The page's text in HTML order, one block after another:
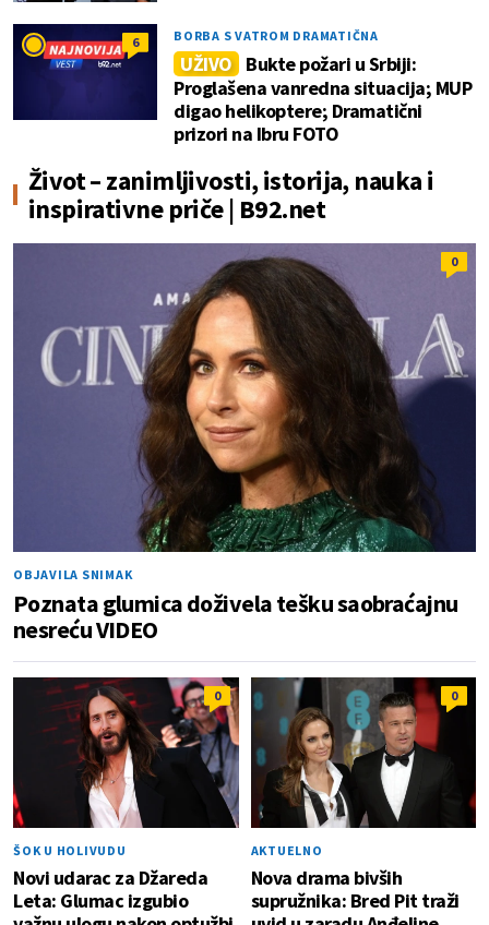
6 BORBA S VATROM DRAMATIČNA
UŽIVO Bukte požari u Srbiji:
Proglašena vanredna situacija; MUP
digao helikoptere; Dramatični
prizori na Ibru FOTO
Život – zanimljivosti, istorija, nauka i
inspirativne priče | B92.net
0
OBJAVILA SNIMAK
Poznata glumica doživela tešku saobraćajnu
nesreću VIDEO
0
ŠOK U HOLIVUDU
Novi udarac za Džareda
Leta: Glumac izgubio
0
AKTUELNO
Nova drama bivših
supružnika: Bred Pit traži